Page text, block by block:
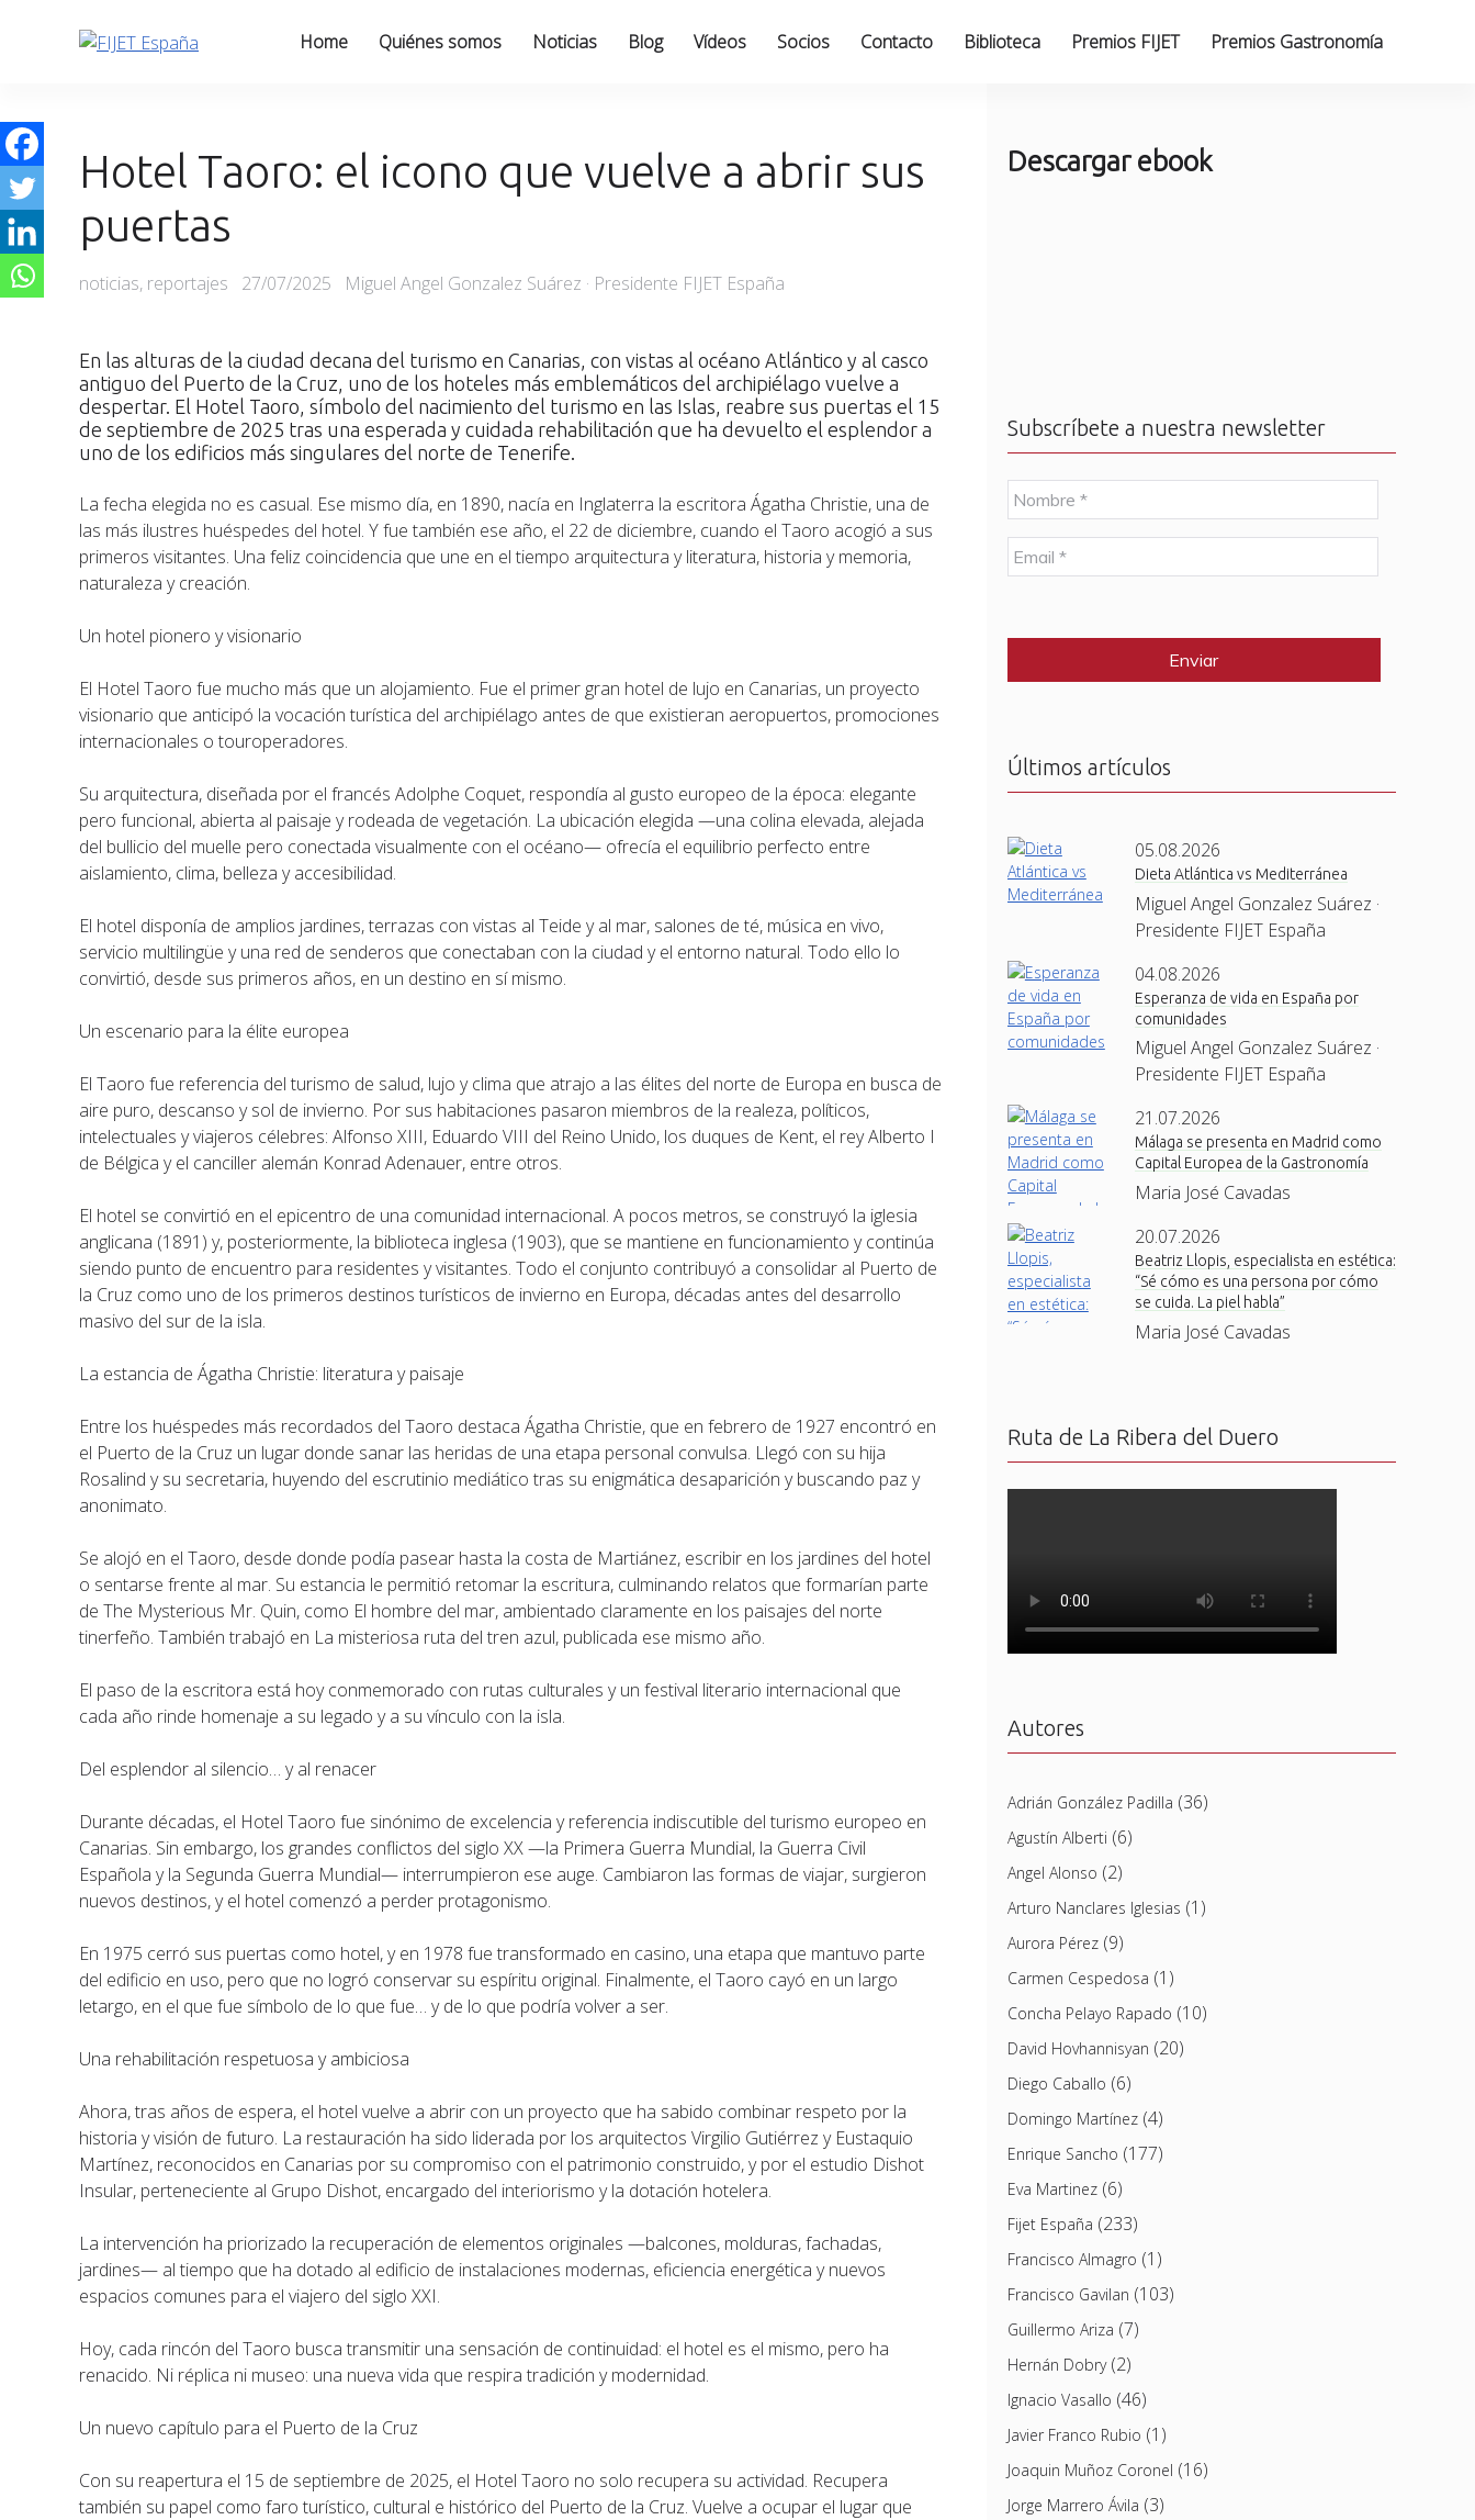
Home Quiénes somos Noticias Blog Vídeos Socios Contacto Biblioteca Premios FIJET Premios Gastronomía
Hotel Taoro: el icono que vuelve a abrir sus
puertas
Categories
noticias, reportajes
Posted
27/07/2025 Miguel Angel Gonzalez Suárez · Presidente FIJET España
En las alturas de la ciudad decana del turismo en Canarias, con vistas al océano Atlántico y al casco
antiguo del Puerto de la Cruz, uno de los hoteles más emblemáticos del archipiélago vuelve a
despertar. El Hotel Taoro, símbolo del nacimiento del turismo en las Islas, reabre sus puertas el 15
de septiembre de 2025 tras una esperada y cuidada rehabilitación que ha devuelto el esplendor a
uno de los edificios más singulares del norte de Tenerife.
La fecha elegida no es casual. Ese mismo día, en 1890, nacía en Inglaterra la escritora Ágatha Christie, una de
las más ilustres huéspedes del hotel. Y fue también ese año, el 22 de diciembre, cuando el Taoro acogió a sus
primeros visitantes. Una feliz coincidencia que une en el tiempo arquitectura y literatura, historia y memoria,
naturaleza y creación.
Un hotel pionero y visionario
El Hotel Taoro fue mucho más que un alojamiento. Fue el primer gran hotel de lujo en Canarias, un proyecto
visionario que anticipó la vocación turística del archipiélago antes de que existieran aeropuertos, promociones
internacionales o touroperadores.
Su arquitectura, diseñada por el francés Adolphe Coquet, respondía al gusto europeo de la época: elegante
pero funcional, abierta al paisaje y rodeada de vegetación. La ubicación elegida —una colina elevada, alejada
del bullicio del muelle pero conectada visualmente con el océano— ofrecía el equilibrio perfecto entre
aislamiento, clima, belleza y accesibilidad.
El hotel disponía de amplios jardines, terrazas con vistas al Teide y al mar, salones de té, música en vivo,
servicio multilingüe y una red de senderos que conectaban con la ciudad y el entorno natural. Todo ello lo
convirtió, desde sus primeros años, en un destino en sí mismo.
Un escenario para la élite europea
El Taoro fue referencia del turismo de salud, lujo y clima que atrajo a las élites del norte de Europa en busca de
aire puro, descanso y sol de invierno. Por sus habitaciones pasaron miembros de la realeza, políticos,
intelectuales y viajeros célebres: Alfonso XIII, Eduardo VIII del Reino Unido, los duques de Kent, el rey Alberto I
de Bélgica y el canciller alemán Konrad Adenauer, entre otros.
El hotel se convirtió en el epicentro de una comunidad internacional. A pocos metros, se construyó la iglesia
anglicana (1891) y, posteriormente, la biblioteca inglesa (1903), que se mantiene en funcionamiento y continúa
siendo punto de encuentro para residentes y visitantes. Todo el conjunto contribuyó a consolidar al Puerto de
la Cruz como uno de los primeros destinos turísticos de invierno en Europa, décadas antes del desarrollo
masivo del sur de la isla.
La estancia de Ágatha Christie: literatura y paisaje
Entre los huéspedes más recordados del Taoro destaca Ágatha Christie, que en febrero de 1927 encontró en
el Puerto de la Cruz un lugar donde sanar las heridas de una etapa personal convulsa. Llegó con su hija
Rosalind y su secretaria, huyendo del escrutinio mediático tras su enigmática desaparición y buscando paz y
anonimato.
Se alojó en el Taoro, desde donde podía pasear hasta la costa de Martiánez, escribir en los jardines del hotel
o sentarse frente al mar. Su estancia le permitió retomar la escritura, culminando relatos que formarían parte
de The Mysterious Mr. Quin, como El hombre del mar, ambientado claramente en los paisajes del norte
tinerfeño. También trabajó en La misteriosa ruta del tren azul, publicada ese mismo año.
El paso de la escritora está hoy conmemorado con rutas culturales y un festival literario internacional que
cada año rinde homenaje a su legado y a su vínculo con la isla.
Del esplendor al silencio… y al renacer
Durante décadas, el Hotel Taoro fue sinónimo de excelencia y referencia indiscutible del turismo europeo en
Canarias. Sin embargo, los grandes conflictos del siglo XX —la Primera Guerra Mundial, la Guerra Civil
Española y la Segunda Guerra Mundial— interrumpieron ese auge. Cambiaron las formas de viajar, surgieron
nuevos destinos, y el hotel comenzó a perder protagonismo.
En 1975 cerró sus puertas como hotel, y en 1978 fue transformado en casino, una etapa que mantuvo parte
del edificio en uso, pero que no logró conservar su espíritu original. Finalmente, el Taoro cayó en un largo
letargo, en el que fue símbolo de lo que fue… y de lo que podría volver a ser.
Una rehabilitación respetuosa y ambiciosa
Ahora, tras años de espera, el hotel vuelve a abrir con un proyecto que ha sabido combinar respeto por la
historia y visión de futuro. La restauración ha sido liderada por los arquitectos Virgilio Gutiérrez y Eustaquio
Martínez, reconocidos en Canarias por su compromiso con el patrimonio construido, y por el estudio Dishot
Insular, perteneciente al Grupo Dishot, encargado del interiorismo y la dotación hotelera.
La intervención ha priorizado la recuperación de elementos originales —balcones, molduras, fachadas,
jardines— al tiempo que ha dotado al edificio de instalaciones modernas, eficiencia energética y nuevos
espacios comunes para el viajero del siglo XXI.
Hoy, cada rincón del Taoro busca transmitir una sensación de continuidad: el hotel es el mismo, pero ha
renacido. Ni réplica ni museo: una nueva vida que respira tradición y modernidad.
Un nuevo capítulo para el Puerto de la Cruz
Con su reapertura el 15 de septiembre de 2025, el Hotel Taoro no solo recupera su actividad. Recupera
también su papel como faro turístico, cultural e histórico del Puerto de la Cruz. Vuelve a ocupar el lugar que
Descargar ebook
Subscríbete a nuestra newsletter
N
o
m
b
r
E
m
l
Últimos artículos
05.08.2026
Dieta Atlántica vs Mediterránea
Miguel Angel Gonzalez Suárez ·
Presidente FIJET España
04.08.2026
Esperanza de vida en España por
comunidades
Miguel Angel Gonzalez Suárez ·
Presidente FIJET España
21.07.2026
Málaga se presenta en Madrid como
Capital Europea de la Gastronomía
Maria José Cavadas
20.07.2026
Beatriz Llopis, especialista en estética:
“Sé cómo es una persona por cómo
se cuida. La piel habla”
Maria José Cavadas
Ruta de La Ribera del Duero
Autores
Adrián González Padilla (36)
Agustín Alberti (6)
Angel Alonso (2)
Arturo Nanclares Iglesias (1)
Aurora Pérez(9)
Carmen Cespedosa (1)
Concha Pelayo Rapado (10)
David Hovhannisyan (20)
Diego Caballo (6)
Domingo Martínez(4)
Enrique Sancho (177)
Eva Martinez(6)
Fijet España (233)
Francisco Almagro (1)
Francisco Gavilan (103)
Guillermo Ariza (7)
Hernán Dobry(2)
Ignacio Vasallo (46)
Javier Franco Rubio (1)
Joaquin Muñoz Coronel (16)
Jorge Marrero Ávila (3)